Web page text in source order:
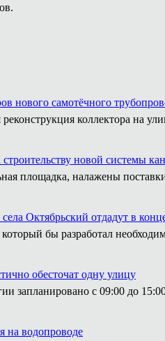
нового самотёчного
коллектора на
новой системы
площадка, налажены
Октябрьский отдадут в
бы разработал
обесточат одну улицу
запланировано с 09:00 до
на водопроводе